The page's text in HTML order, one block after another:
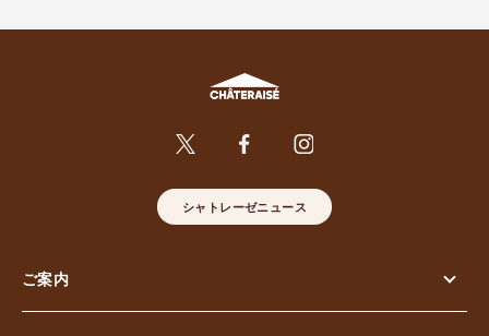
シャトレーゼニュース
ご案内